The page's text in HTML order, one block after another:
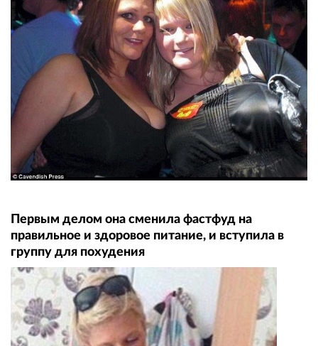
Первым делом она сменила фастфуд на
правильное и здоровое питание, и вступила в
группу для похудения